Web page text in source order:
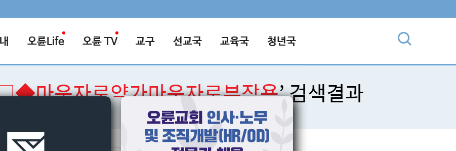
오륜Life 오륜 TV 교구 선교국 교육국 청년국
마운자로약가마운자로부작용’ 검색결과